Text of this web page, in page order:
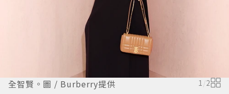
全智賢。圖 / Burberry提供 1/2